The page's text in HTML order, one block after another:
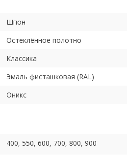
Шпон
Остеклённое полотно
Классика
Эмаль фисташковая (RAL)
Оникс
400, 550, 600, 700, 800, 900